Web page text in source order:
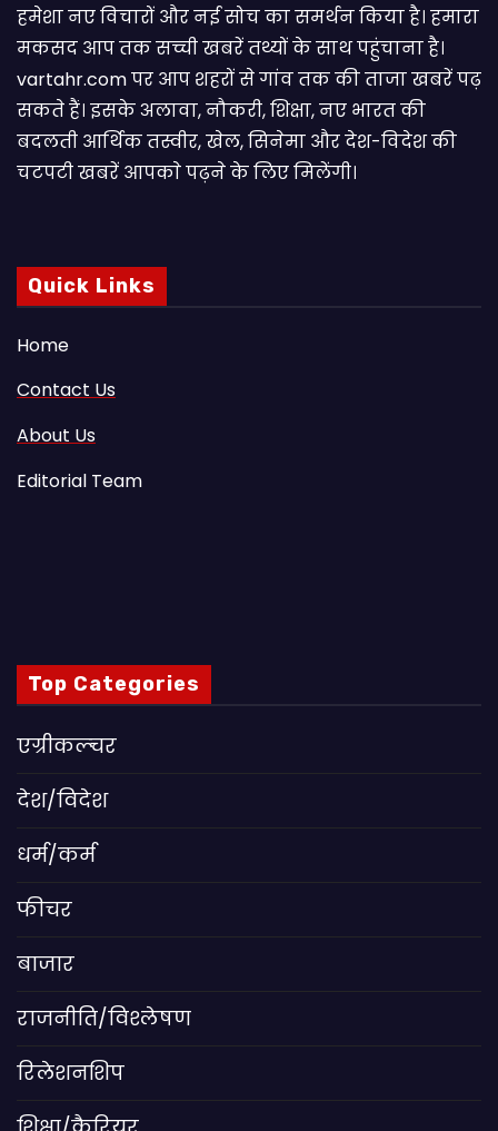
हमेशा नए विचारों और नई सोच का समर्थन किया है। हमारा
मकसद आप तक सच्ची खबरें तथ्यों के साथ पहुंचाना है।
vartahr.com पर आप शहरों से गांव तक की ताजा खबरें पढ़
सकते हैं। इसके अलावा, नौकरी, शिक्षा, नए भारत की
बदलती आर्थिक तस्वीर, खेल, सिनेमा और देश-विदेश की
चटपटी खबरें आपकाे पढ़ने के लिए मिलेंगी।
Quick Links
Home
Contact Us
About Us
Editorial Team
Top Categories
एग्रीकल्चर
देश/विदेश
धर्म/कर्म
फीचर
बाजार
राजनीति/विश्लेषण
रिलेशनशिप